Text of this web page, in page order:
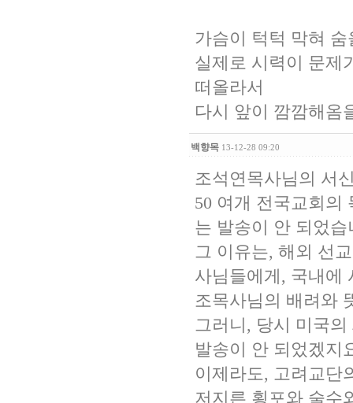
가슴이 턱턱 막혀
실제로 시력이 문제
떠올라서
다시 앞이 깜깜해옴
백향목 13-12-28 09:20
조석연목사님의 서
50 여개 전국교회의
는 발송이 안 되었습
그 이유는, 해외 선
사님들에게, 국내에
조목사님의 배려와
그러니, 당시 미국
발송이 안 되었겠지
이제라도, 고려교단
저지른 횡포와 술수